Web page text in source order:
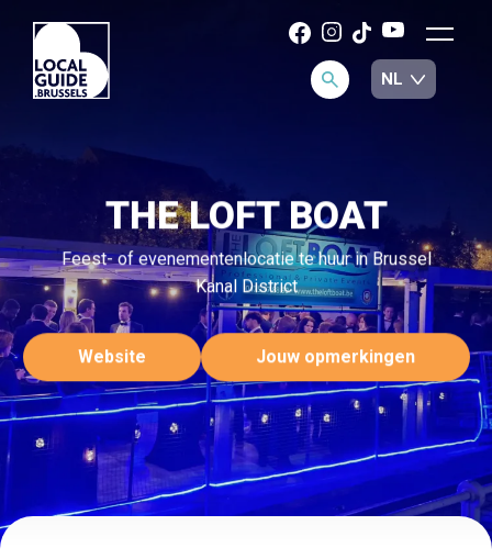
THE LOFT BOAT
Feest- of evenementenlocatie te huur in Brussel
Kanal District
Website Jouw opmerkingen